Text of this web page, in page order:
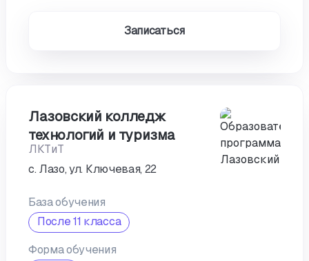
Записаться
Лазовский колледж
технологий и туризма
ЛКТиТ
с. Лазо, ул. Ключевая, 22
База обучения
После 11 класса
Форма обучения